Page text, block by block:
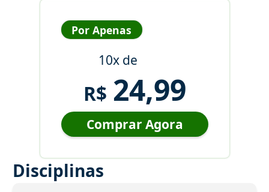
Por Apenas
10x de
R$ 24,99
Comprar Agora
Disciplinas